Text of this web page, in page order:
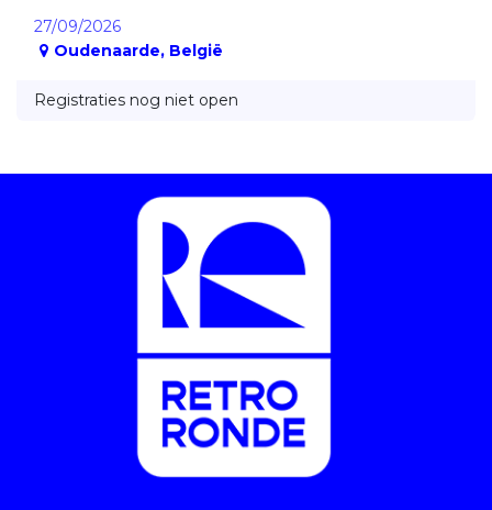
27/09/2026
Oudenaarde, België
Registraties nog niet open